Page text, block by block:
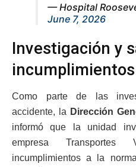
— Hospital
June 7, 2026
Investigación y
incumplimientos
Como parte de las
accidente, la Dirección
informó que la unidad
empresa Transportes
incumplimientos a la